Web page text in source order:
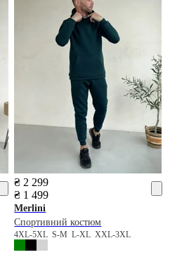
₴ 2 299
₴ 1 499
Merlini
Спортивний костюм
4XL-5XLS-ML-XLXXL-3XL